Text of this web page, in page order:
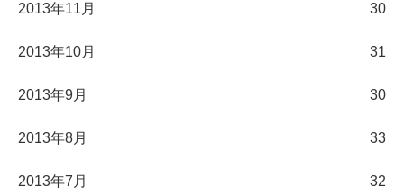
2013年11月 30
2013年10月 31
2013年9月 30
2013年8月 33
2013年7月 32